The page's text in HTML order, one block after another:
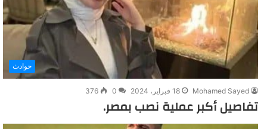
حوادث
Mohamed Sayed 18 فبراير، 2024 0
376
تفاصيل أكبر عملية نصب بمصر.